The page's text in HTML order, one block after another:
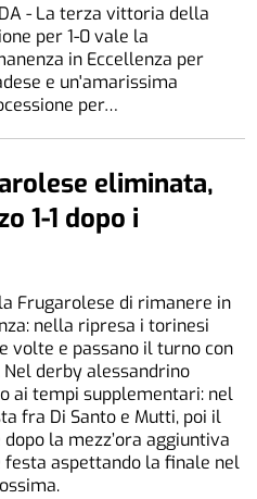
- La terza vittoria della
per 1-0 vale la
in Eccellenza per
e un'amarissima
per…
eliminata,
1-1 dopo i
Frugarolese di rimanere in
nella ripresa i torinesi
volte e passano il turno con
derby alessandrino
ai tempi supplementari: nel
fra Di Santo e Mutti, poi il
la mezz’ora aggiuntiva
aspettando la finale nel